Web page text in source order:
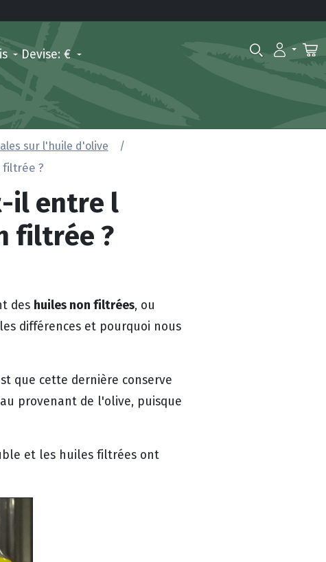
Devise: €
sur l'huile d'olive
?
il entre l
filtrée ?
des huiles non filtrées, ou
différences et pourquoi nous
que cette dernière conserve
provenant de l'olive, puisque
et les huiles filtrées ont